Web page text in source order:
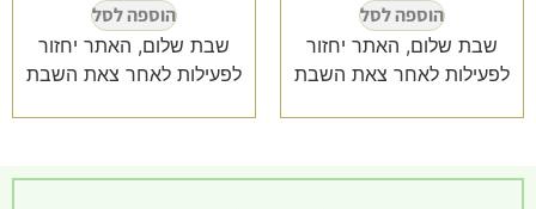
הוספה לסל
שבת שלום, האתר יחזור
לפעילות לאחר צאת השבת
הוספה לסל
שבת שלום, האתר יחזור
לפעילות לאחר צאת השבת